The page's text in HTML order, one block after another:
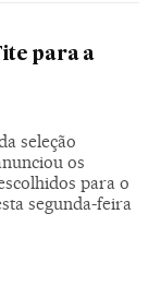
para a
seleção
os
para o
segunda-feira